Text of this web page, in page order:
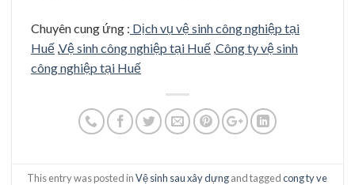
Chuyên cung ứng : Dịch vụ vệ sinh công nghiệp tại
Huế Vệ sinh công nghiệp tại Huế Công ty vệ sinh
công nghiệp tại Huế
This entry was posted inVệ sinh sau xây dựngand taggedcong ty ve